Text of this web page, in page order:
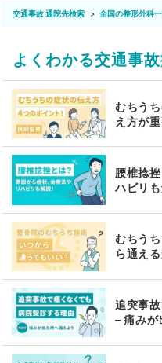
交通事故 通院先検索 全国の整形外科
よくわかる交通事
むちう
え方が
腰椎捻
ハビリも
むちう
ら通え
追突事
– 痛みが